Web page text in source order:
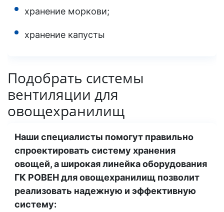
хранение моркови;
хранение капусты
Подобрать системы
вентиляции для
овощехранилищ
Наши специалисты помогут правильно
спроектировать систему хранения
овощей, а широкая линейка оборудования
ГК РОВЕН для овощехранилищ позволит
реализовать надежную и эффективную
систему: